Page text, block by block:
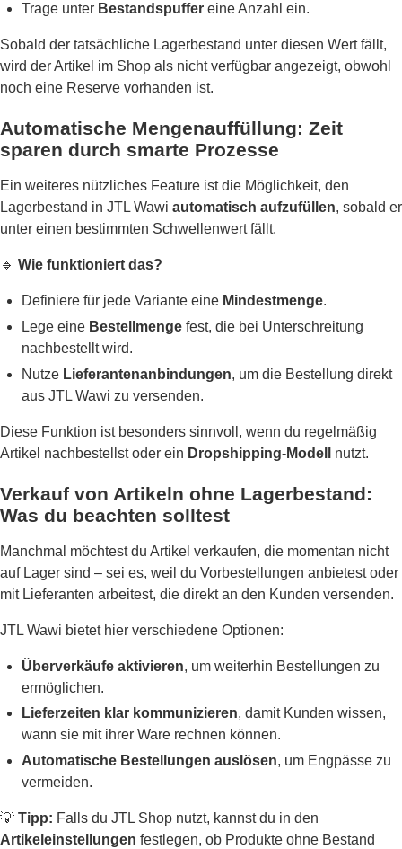
Trage unter Bestandspuffer eine Anzahl ein.
Sobald der tatsächliche Lagerbestand unter diesen Wert fällt,
wird der Artikel im Shop als nicht verfügbar angezeigt, obwohl
noch eine Reserve vorhanden ist.
Automatische Mengenauffüllung: Zeit
sparen durch smarte Prozesse
Ein weiteres nützliches Feature ist die Möglichkeit, den
Lagerbestand in JTL Wawi automatisch aufzufüllen, sobald er
unter einen bestimmten Schwellenwert fällt.
🔹 Wie funktioniert das?
Definiere für jede Variante eine Mindestmenge.
Lege eine Bestellmenge fest, die bei Unterschreitung
nachbestellt wird.
Nutze Lieferantenanbindungen, um die Bestellung direkt
aus JTL Wawi zu versenden.
Diese Funktion ist besonders sinnvoll, wenn du regelmäßig
Artikel nachbestellst oder ein Dropshipping-Modell nutzt.
Verkauf von Artikeln ohne Lagerbestand:
Was du beachten solltest
Manchmal möchtest du Artikel verkaufen, die momentan nicht
auf Lager sind – sei es, weil du Vorbestellungen anbietest oder
mit Lieferanten arbeitest, die direkt an den Kunden versenden.
JTL Wawi bietet hier verschiedene Optionen:
Überverkäufe aktivieren, um weiterhin Bestellungen zu
ermöglichen.
Lieferzeiten klar kommunizieren, damit Kunden wissen,
wann sie mit ihrer Ware rechnen können.
Automatische Bestellungen auslösen, um Engpässe zu
vermeiden.
💡 Tipp: Falls du JTL Shop nutzt, kannst du in den
Artikeleinstellungen festlegen, ob Produkte ohne Bestand